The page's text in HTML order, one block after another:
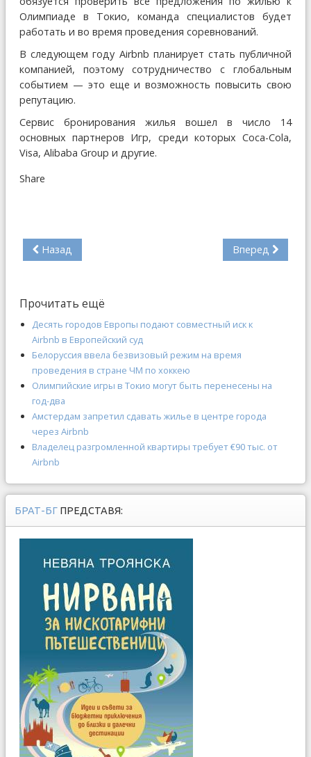
Олимпиаде в Токио, команда специалистов будет
работать и во время проведения соревнований.
В следующем году Airbnb планирует стать публичной
компанией, поэтому сотрудничество с глобальным
событием — это еще и возможность повысить свою
репутацию.
Сервис бронирования жилья вошел в число 14
основных партнеров Игр, среди которых Coca-Cola,
Visa, Alibaba Group и другие.
Share
Назад Вперед
Прочитать ещё
Десять городов Европы подают совместный иск к
Airbnb в Европейский суд
Белоруссия ввела безвизовый режим на время
проведения в стране ЧМ по хоккею
Олимпийские игры в Токио могут быть перенесены на
год-два
Амстердам запретил сдавать жилье в центре города
через Airbnb
Владелец разгромленной квартиры требует €90 тыс. от
Airbnb
БРАТ-БГ ПРЕДСТАВЯ: